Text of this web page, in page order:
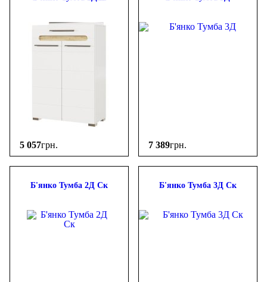
5 057грн. 7 389грн.
Б'янко Тумба 2Д Ск Б'янко Тумба 3Д Ск